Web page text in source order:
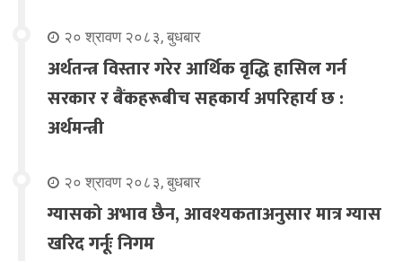
२० श्रावण २०८३, बुधबार
अर्थतन्त्र विस्तार गरेर आर्थिक वृद्धि हासिल गर्न
सरकार र बैंकहरूबीच सहकार्य अपरिहार्य छ :
अर्थमन्त्री
२० श्रावण २०८३, बुधबार
ग्यासको अभाव छैन, आवश्यकताअनुसार मात्र ग्यास
खरिद गर्नूः निगम